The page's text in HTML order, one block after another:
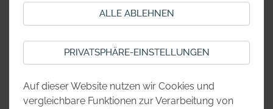
ALLE ABLEHNEN
PRIVATSPHÄRE-EINSTELLUNGEN
Auf dieser Website nutzen wir Cookies und
vergleichbare Funktionen zur Verarbeitung von
KUNST